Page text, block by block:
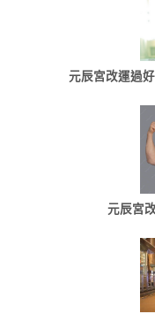
元辰宮改運過
元辰宮